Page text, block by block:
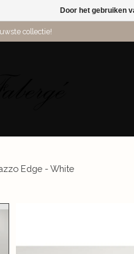
collectie!
Edge - White
Door het gebruiken